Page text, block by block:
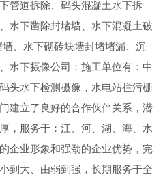
管道拆除、码头混凝土水下拆
水下凿除封堵墙、水下混凝土破
、水下砌砖块墙封堵堵漏、沉
水下摄像公司；施工单位有：中
头水下检测摄像，水电站拦污栅
建立了良好的合作伙伴关系，潜
，服务于：江、河、湖、海、水
企业形象和强劲的企业优势，完
到大、由弱到强，长期服务于全